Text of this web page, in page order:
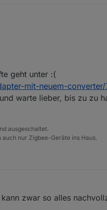
wirklich Spaß.
MesserMikepostuliert einfach
redet alles schlecht.
VIS etc. gesichert.
geht unter :(
mit-neuem-converter/
warte lieber, bis zu zu
ausgeschaltet.
nur Zigbee-Geräte ins Haus.
zwar so alles